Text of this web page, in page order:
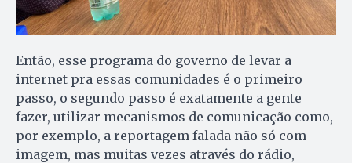
Então, esse programa do governo de levar a
internet pra essas comunidades é o primeiro
passo, o segundo passo é exatamente a gente
fazer, utilizar mecanismos de comunicação como,
por exemplo, a reportagem falada não só com
imagem, mas muitas vezes através do rádio,